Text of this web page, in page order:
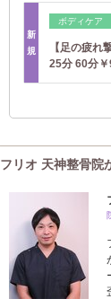
新
規
ボディケア
【足の疲れ
25分 60分
フリオ 天神整骨院